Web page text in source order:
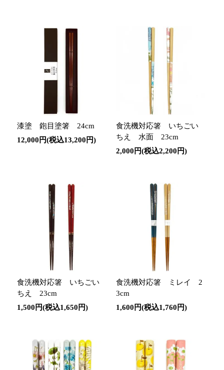
漆塗 鉋目塗箸 24cm
12,000円(税込13,200円)
食洗機対応箸 いちごい
ちえ 水面 23cm
2,000円(税込2,200円)
食洗機対応箸 いちごい
ちえ 23cm
1,500円(税込1,650円)
食洗機対応箸 ミレイ 2
3cm
1,600円(税込1,760円)